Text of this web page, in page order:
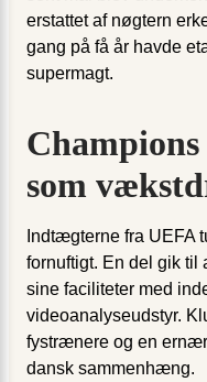
erstattet af nøgtern
gang på få år havde
supermagt.
som
Indtægterne fra UEFA
fornuftigt. En del gik til
sine faciliteter med
videoanalyseudstyr.
fystrænere og en
dansk sammenhæng.